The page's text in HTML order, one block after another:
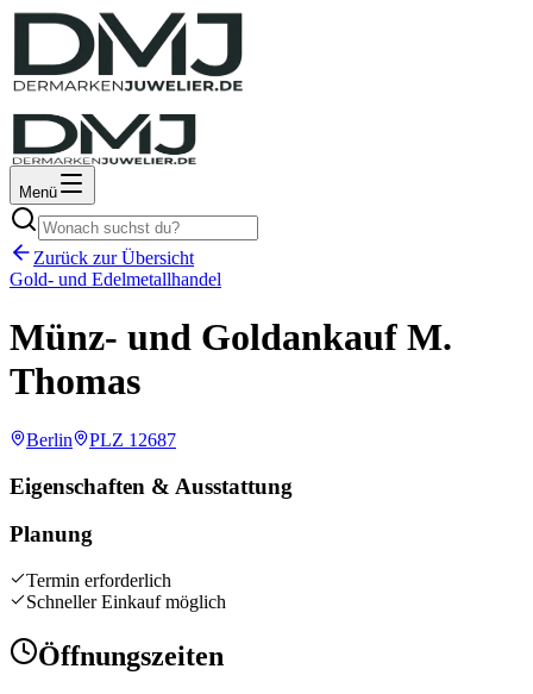
Menü
Zurück zur Übersicht
Gold- und Edelmetallhandel
Münz- und Goldankauf M.
Thomas
Berlin PLZ 12687
Eigenschaften & Ausstattung
Planung
Termin erforderlich
Schneller Einkauf möglich
Öffnungszeiten